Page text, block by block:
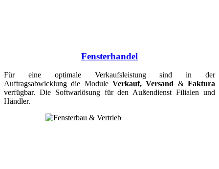
Fensterhandel
Für eine optimale Verkaufsleistung sind in der
Auftragsabwicklungdie ModuleVerkauf, Versand &Faktura
verfügbar. Die Softwarlösung für den Außendienst Filialen und
Händler.